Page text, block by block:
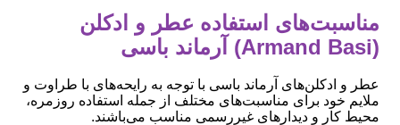
مناسبت‌های استفاده عطر و ادکلن
(Armand Basi) آرماند باسی
عطر و ادکلن‌های آرماند باسی با توجه به رایحه‌های با طراوت و
ملایم خود برای مناسبت‌های مختلف از جمله استفاده روزمره،
محیط کار و دیدارهای غیررسمی مناسب می‌باشند.